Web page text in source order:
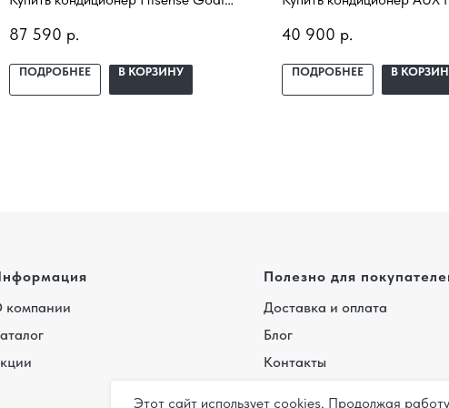
Этот сайт использует cookies. Продолжая
установкой под ключ. Подбор под
помещение, доставка,
87 590 р.
ПОДРОБНЕЕ В КОРЗИНУ
установкой под ключ.
помещение, доставка,
40 900 р.
ПОДРОБНЕЕ В
компании
Полезно для
Доставка и оплата
Блог
Контакты